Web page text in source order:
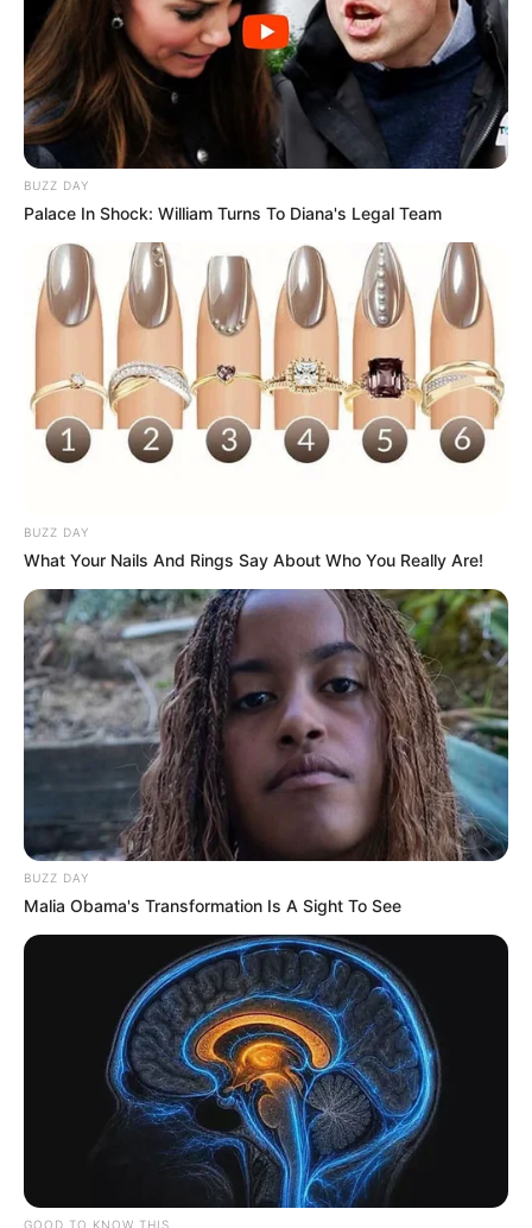
BUZZ DAY
Palace In Shock: William Turns To Diana's Legal Team
BUZZ DAY
What Your Nails And Rings Say About Who You Really Are!
BUZZ DAY
Malia Obama's Transformation Is A Sight To See
GOOD TO KNOW THIS